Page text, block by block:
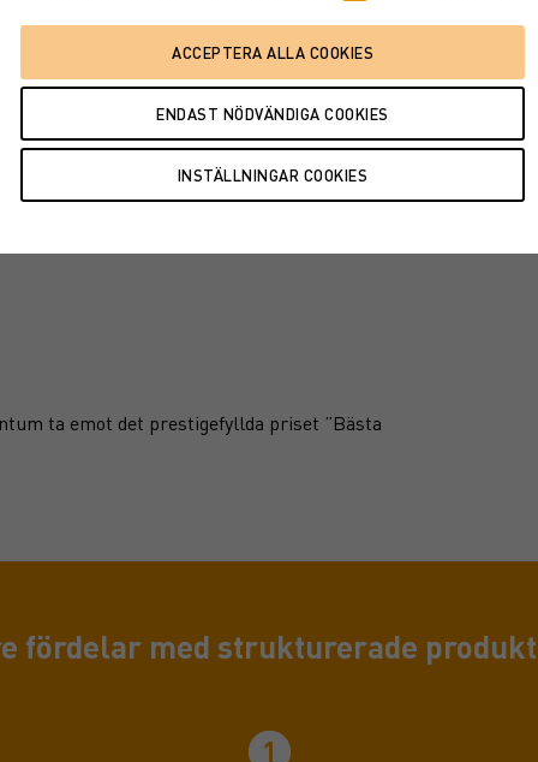
ta emot det prestigefyllda priset ”Bästa
fördelar med strukturerade